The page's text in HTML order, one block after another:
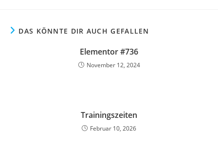
DAS KÖNNTE DIR AUCH GEFALLEN
Elementor #736
November 12, 2024
Trainingszeiten
Februar 10, 2026